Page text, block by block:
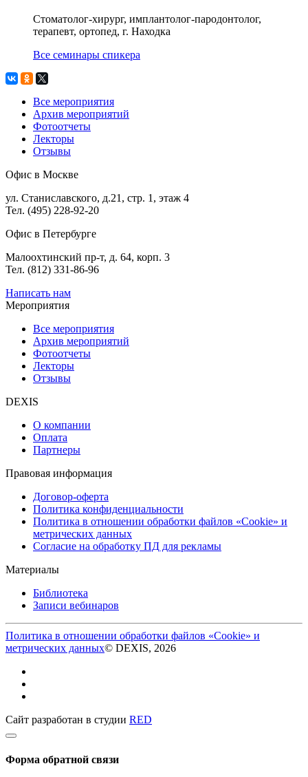
Стоматолог-хирург, имплантолог-пародонтолог,
терапевт, ортопед, г. Находка
Все семинары спикера
Все мероприятия
Архив мероприятий
Фотоотчеты
Лекторы
Отзывы
Офис в Москве
ул. Станиславского, д.21, стр. 1, этаж 4
Тел. (495) 228-92-20
Офис в Петербурге
Малоохтинский пр-т, д. 64, корп. 3
Тел. (812) 331-86-96
Написать нам
Мероприятия
Все мероприятия
Архив мероприятий
Фотоотчеты
Лекторы
Отзывы
DEXIS
О компании
Оплата
Партнеры
Правовая информация
Договор-оферта
Политика конфиденциальности
Политика в отношении обработки файлов «Cookie» и
метрических данных
Согласие на обработку ПД для рекламы
Материалы
Библиотека
Записи вебинаров
Политика в отношении обработки файлов «Cookie» и
метрических данных© DEXIS, 2026
Сайт разработан в студии RED
Форма обратной связи